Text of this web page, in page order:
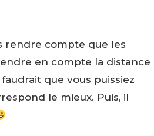
rendre compte que les
en compte la distance
que vous puissiez
le mieux. Puis, il